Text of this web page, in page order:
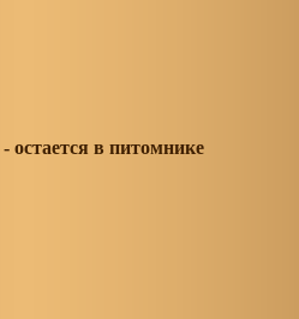
- остается в питомнике